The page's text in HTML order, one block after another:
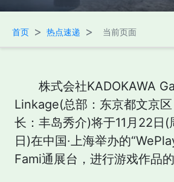
首页 > 热点速递 > 当前页面
株式会社KADOKAWA
Linkage(总部：东京都文京
长：丰岛秀介)将于11月22日
日)在中国·上海举办的
Fami通展台，进行游戏作品的